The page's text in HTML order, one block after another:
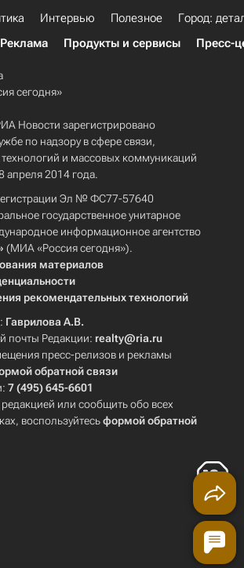
Интервью Полезное
Город:
Реклама Продукты и сервисы Пресс-
сегодня»
Новости зарегистрировано
по надзору в сфере связи,
и массовых коммуникаций
апреля 2014 года.
Эл № ФС77-57640
государственное унитарное
информационное агентство
(МИА «Россия сегодня»).
материалов
рекомендательных технологий
Гаврилова А.В.
почты Редакции: realty@ria.ru
пресс-релизов и рекламы
обратной связи
7 (495) 645-6601
редакцией или сообщить обо всех
воспользуйтесьформой обратной